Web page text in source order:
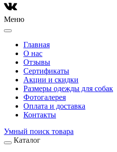
Меню
Главная
О нас
Отзывы
Сертификаты
Акции и скидки
Размеры одежды для собак
Фотогалерея
Оплата и доставка
Контакты
Умный поиск товара
Каталог